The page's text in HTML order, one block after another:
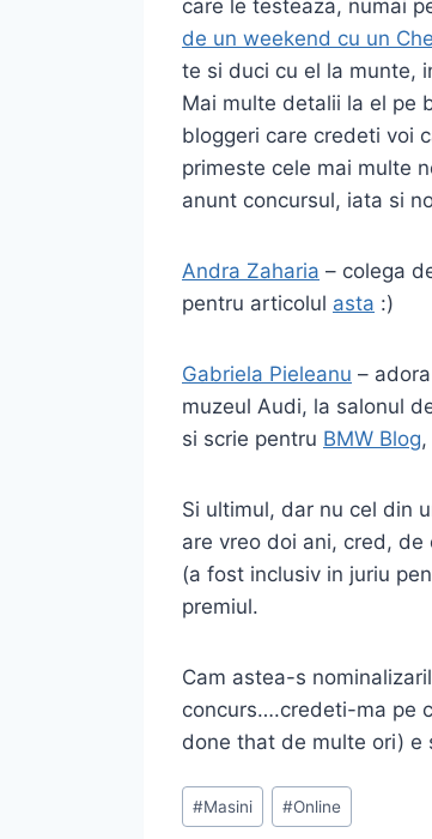
care le testeaza, numai
de un weekend cu un
te si duci cu el la munte,
Mai multe detalii la el pe
bloggeri care credeti voi
primeste cele mai multe
anunt concursul, iata si
Andra Zaharia – colega
pentru articolul asta :)
Gabriela Pieleanu –
muzeul Audi, la salonul
si scrie pentru BMW Blog
Si ultimul, dar nu cel din
are vreo doi ani, cred, de
(a fost inclusiv in juriu
premiul.
Cam astea-s
concurs….credeti-ma pe
done that de multe ori) e
Post
Tags:
#Masini #Online